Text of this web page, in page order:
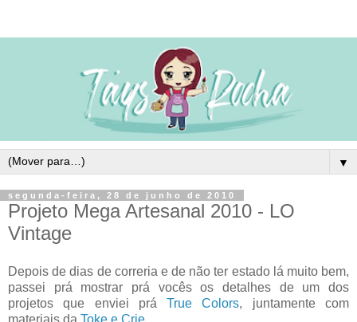
▼
segunda-feira, 28 de junho de 2010
Projeto Mega Artesanal 2010 - LO
Vintage
Depois de dias de correria e de não ter estado lá muito bem,
passei prá mostrar prá vocês os detalhes de um dos
projetos que enviei práTrue Colors, juntamente com
materiais da Toke e Crie.